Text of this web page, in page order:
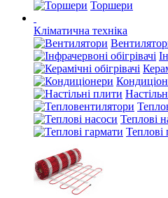
Торшери
Кліматична техніка
Теплові
Теплові